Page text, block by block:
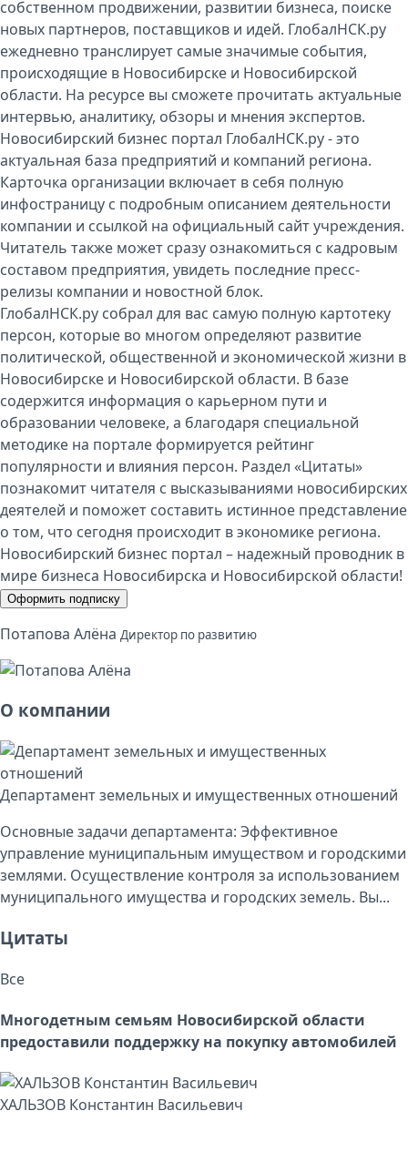
собственном продвижении, развитии бизнеса, поиске
новых партнеров, поставщиков и идей. ГлобалНСК.ру
ежедневно транслирует самые значимые события,
происходящие в Новосибирске и Новосибирской
области. На ресурсе вы сможете прочитать актуальные
интервью, аналитику, обзоры и мнения экспертов.
Новосибирский бизнес портал ГлобалНСК.ру - это
актуальная база предприятий и компаний региона.
Карточка организации включает в себя полную
инфостраницу с подробным описанием деятельности
компании и ссылкой на официальный сайт учреждения.
Читатель также может сразу ознакомиться с кадровым
составом предприятия, увидеть последние пресс-
релизы компании и новостной блок.
ГлобалНСК.ру собрал для вас самую полную картотеку
персон, которые во многом определяют развитие
политической, общественной и экономической жизни в
Новосибирске и Новосибирской области. В базе
содержится информация о карьерном пути и
образовании человеке, а благодаря специальной
методике на портале формируется рейтинг
популярности и влияния персон. Раздел «Цитаты»
познакомит читателя с высказываниями новосибирских
деятелей и поможет составить истинное представление
о том, что сегодня происходит в экономике региона.
Новосибирский бизнес портал – надежный проводник в
мире бизнеса Новосибирска и Новосибирской области!
Оформить подписку
Потапова Алёна Директор по развитию
О компании
Департамент земельных и имущественных отношений
Основные задачи департамента: Эффективное
управление муниципальным имуществом и городскими
землями. Осуществление контроля за использованием
муниципального имущества и городских земель. Вы...
Цитаты
Все
Многодетным семьям Новосибирской области
предоставили поддержку на покупку автомобилей
ХАЛЬЗОВ Константин Васильевич